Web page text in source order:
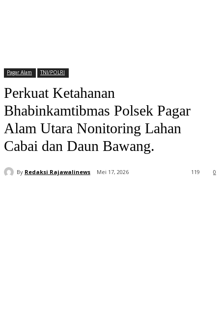
Pagar Alam TNI/POLRI
Perkuat Ketahanan
Bhabinkamtibmas Polsek Pagar
Alam Utara Nonitoring Lahan
Cabai dan Daun Bawang.
By Redaksi Rajawalinews Mei 17, 2026 0
119